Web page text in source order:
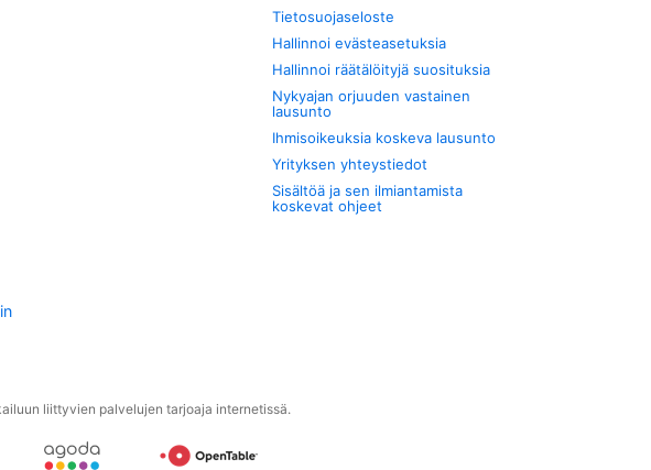
Tietosuojaseloste
Hallinnoi evästeasetuksia
Hallinnoi räätälöityjä suosituksia
Nykyajan orjuuden vastainen
lausunto
Ihmisoikeuksia koskeva lausunto
Yrityksen yhteystiedot
Sisältöä ja sen ilmiantamista
koskevat ohjeet
liittyvien palvelujen tarjoaja internetissä.